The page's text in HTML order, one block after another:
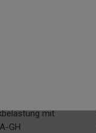
Grad
mit
GH